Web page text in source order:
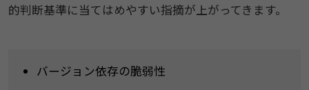
的判断基準に当てはめやすい指摘が上がってきます。
バージョン依存の脆弱性